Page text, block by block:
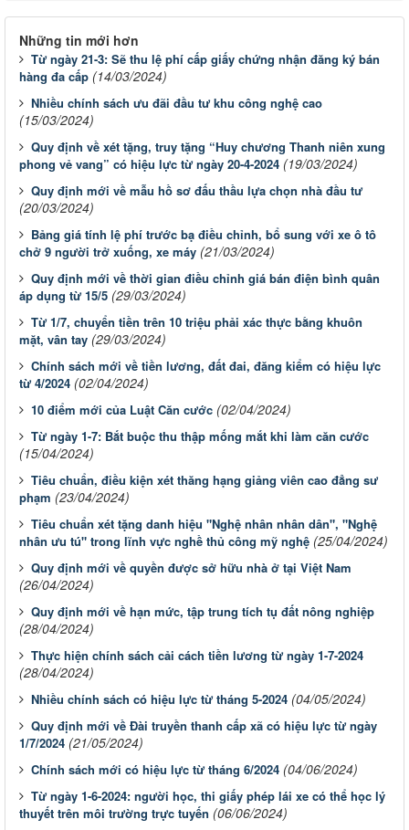
Những tin mới hơn
Từ ngày 21-3: Sẽ thu lệ phí cấp giấy chứng nhận đăng ký bán
hàng đa cấp (14/03/2024)
Nhiều chính sách ưu đãi đầu tư khu công nghệ cao
(15/03/2024)
Quy định về xét tặng, truy tặng “Huy chương Thanh niên xung
phong vẻ vang” có hiệu lực từ ngày 20-4-2024 (19/03/2024)
Quy định mới về mẫu hồ sơ đấu thầu lựa chọn nhà đầu tư
(20/03/2024)
Bảng giá tính lệ phí trước bạ điều chỉnh, bổ sung với xe ô tô
chở 9 người trở xuống, xe máy (21/03/2024)
Quy định mới về thời gian điều chỉnh giá bán điện bình quân
áp dụng từ 15/5 (29/03/2024)
Từ 1/7, chuyển tiền trên 10 triệu phải xác thực bằng khuôn
mặt, vân tay (29/03/2024)
Chính sách mới về tiền lương, đất đai, đăng kiểm có hiệu lực
từ 4/2024 (02/04/2024)
10 điểm mới của Luật Căn cước (02/04/2024)
Từ ngày 1-7: Bắt buộc thu thập mống mắt khi làm căn cước
(15/04/2024)
Tiêu chuẩn, điều kiện xét thăng hạng giảng viên cao đẳng sư
phạm (23/04/2024)
Tiêu chuẩn xét tặng danh hiệu "Nghệ nhân nhân dân", "Nghệ
nhân ưu tú" trong lĩnh vực nghề thủ công mỹ nghệ (25/04/2024)
Quy định mới về quyền được sở hữu nhà ở tại Việt Nam
(26/04/2024)
Quy định mới về hạn mức, tập trung tích tụ đất nông nghiệp
(28/04/2024)
Thực hiện chính sách cải cách tiền lương từ ngày 1-7-2024
(28/04/2024)
Nhiều chính sách có hiệu lực từ tháng 5-2024 (04/05/2024)
Quy định mới về Đài truyền thanh cấp xã có hiệu lực từ ngày
1/7/2024 (21/05/2024)
Chính sách mới có hiệu lực từ tháng 6/2024 (04/06/2024)
Từ ngày 1-6-2024: người học, thi giấy phép lái xe có thể học lý
thuyết trên môi trường trực tuyến (06/06/2024)